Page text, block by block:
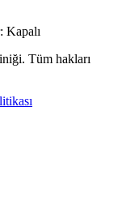
Kapalı
Tüm hakları